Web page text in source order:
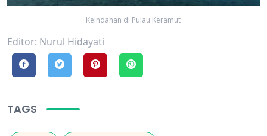
Keindahan di Pulau Keramut
Editor: Nurul Hidayati
TAGS